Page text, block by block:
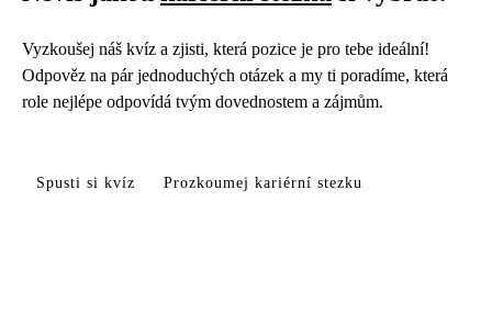
Vyzkoušej náš kvíz a zjisti, která pozice je pro tebe ideální!
Odpověz na pár jednoduchých otázek a my ti poradíme, která
role nejlépe odpovídá tvým dovednostem a zájmům.
Spusti si kvíz Prozkoumej kariérní stezku